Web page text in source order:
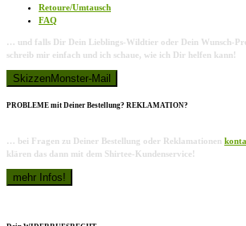
Retoure/Umtausch
FAQ
… und falls Dir Dein Lieblings-Wildtier oder Dein Wunsch-
schreib mir einfach und ich schaue, wie ich Dir helfen kann!
PROBLEME mit Deiner Bestellung? REKLAMATION?
… bei Fragen zu Deiner Bestellung oder Reklamationen
klären das dann mit dem Shirtee-Kundenservice!